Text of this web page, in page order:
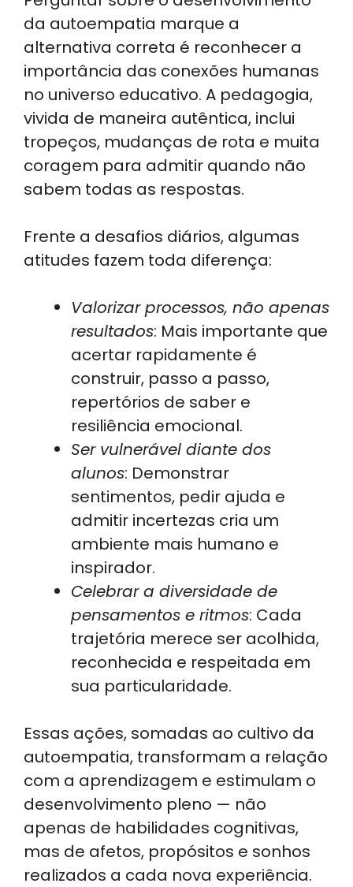
da autoempatia marque a
alternativa correta é reconhecer a
importância das conexões humanas
no universo educativo. A pedagogia,
vivida de maneira autêntica, inclui
tropeços, mudanças de rota e muita
coragem para admitir quando não
sabem todas as respostas.
Frente a desafios diários, algumas
atitudes fazem toda diferença:
Valorizar processos, não apenas
resultados: Mais importante que
acertar rapidamente é
construir, passo a passo,
repertórios de saber e
resiliência emocional.
Ser vulnerável diante dos
alunos: Demonstrar
sentimentos, pedir ajuda e
admitir incertezas cria um
ambiente mais humano e
inspirador.
Celebrar a diversidade de
pensamentos e ritmos: Cada
trajetória merece ser acolhida,
reconhecida e respeitada em
sua particularidade.
Essas ações, somadas ao cultivo da
autoempatia, transformam a relação
com a aprendizagem e estimulam o
desenvolvimento pleno — não
apenas de habilidades cognitivas,
mas de afetos, propósitos e sonhos
realizados a cada nova experiência.